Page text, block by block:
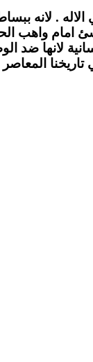
. لانه
امام واهب
لانها ضد
تاريخنا